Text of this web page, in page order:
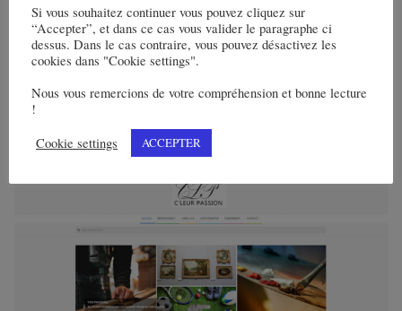
Si vous souhaitez continuer vous pouvez cliquez sur
“Accepter”, et dans ce cas vous valider le paragraphe ci
dessus. Dans le cas contraire, vous pouvez désactivez les
cookies dans "Cookie settings".
Nous vous remercions de votre compréhension et bonne lecture
!
Cookie settings
ACCEPTER